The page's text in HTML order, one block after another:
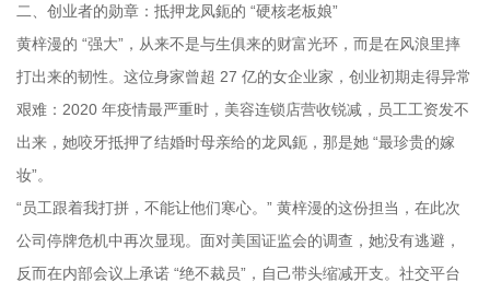
二、创业者的勋章：抵押龙凤鈪的 “硬核老板娘”
黄梓漫的 “强大”，从来不是与生俱来的财富光环，而是在风浪里摔
打出来的韧性。这位身家曾超 27 亿的女企业家，创业初期走得异常
艰难：2020 年疫情最严重时，美容连锁店营收锐减，员工工资发不
出来，她咬牙抵押了结婚时母亲给的龙凤鈪，那是她 “最珍贵的嫁
妆”。
“员工跟着我打拼，不能让他们寒心。” 黄梓漫的这份担当，在此次
公司停牌危机中再次显现。面对美国证监会的调查，她没有逃避，
反而在内部会议上承诺 “绝不裁员”，自己带头缩减开支。社交平台